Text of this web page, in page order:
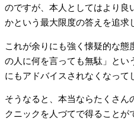
のですが、本人としてはより良
かという最大限度の答えを追求
これが余りにも強く懐疑的な態
の人に何を言っても無駄」とい
にもアドバイスされなくなって
そうなると、本当ならたくさん
クニックを人づてで得ることが